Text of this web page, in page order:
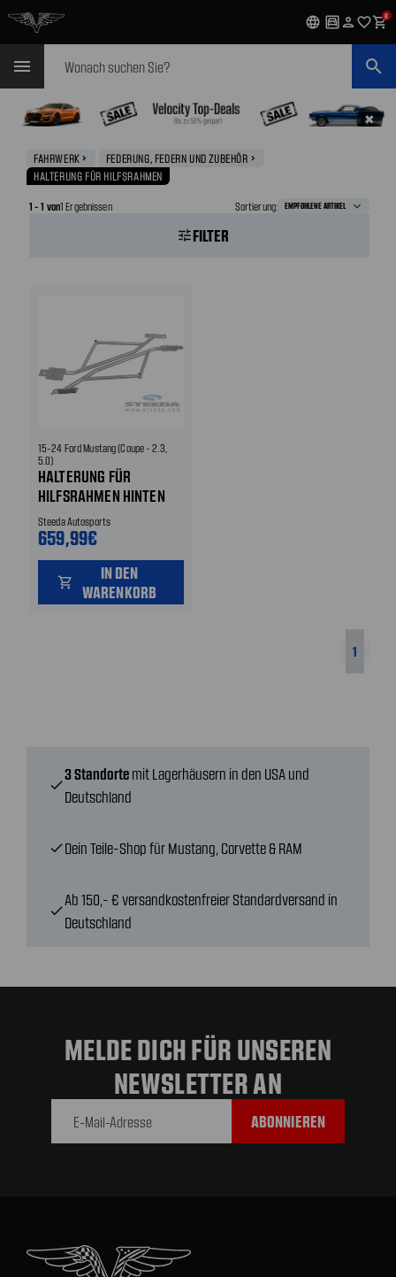
language garage person favorite_outlineshopping_cart0
menu search
✖
FAHRWERKnavigate_next FEDERUNG, FEDERN UND ZUBEHÖR navigate_next
HALTERUNG FÜR HILFSRAHMEN
1 - 1 von1 Ergebnissen Sortierung:
tuneFILTER
15-24 Ford Mustang (Coupe - 2.3,
5.0)
HALTERUNG FÜR
HILFSRAHMEN HINTEN
UNTEN
Steeda Autosports
659,99€
shopping_cart
IN DEN
WARENKORB
1
check
3 Standorte mit Lagerhäusern in den USA und
Deutschland
checkDein Teile-Shop für Mustang, Corvette & RAM
check
Ab 150,- € versandkostenfreier Standardversand in
Deutschland
MELDE DICH FÜR UNSEREN
NEWSLETTER AN